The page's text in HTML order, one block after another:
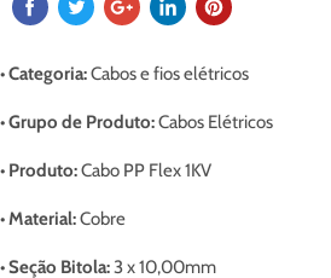
• Categoria:Cabos e fios elétricos
• Grupo de Produto:Cabos Elétricos
• Produto:Cabo PP Flex 1KV
• Material:Cobre
• Seção Bitola:3 x 10,00mm